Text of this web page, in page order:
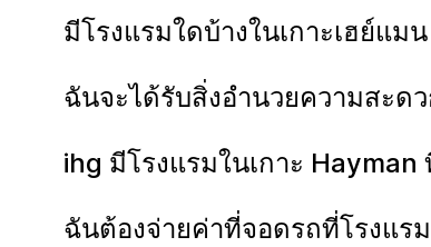
มีโรงแรมใดบ้างในเกาะเฮย์แม
ฉันจะได้รับสิ่งอำนวยความสะดว
ihg มีโรงแรมในเกาะ
ฉันต้องจ่ายค่าที่จอดรถที่โรงแร